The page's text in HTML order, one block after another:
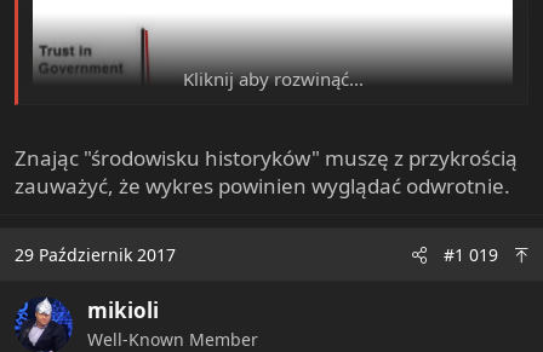
Kliknij aby rozwinąć...
Znając "środowisku historyków" muszę z przykrością
zauważyć, że wykres powinien wyglądać odwrotnie.
29 Październik 2017 #1 019
mikioli
Well-Known Member